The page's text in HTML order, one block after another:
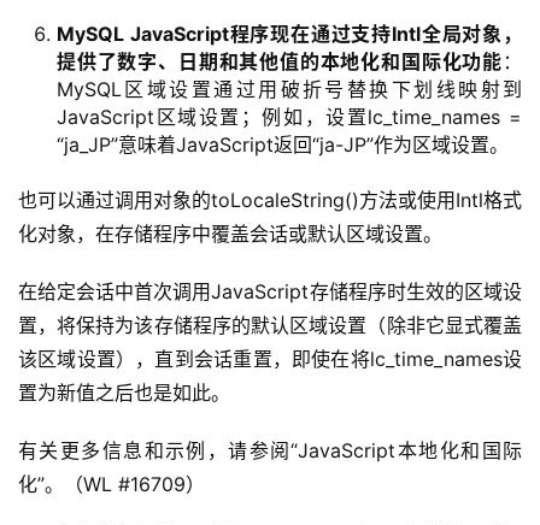
服
A
I
提
词
开
源
码
登录 注册
MySQL JavaScript程序现在通过支持Intl全局对象，
提供了数字、日期和其他值的本地化和国际化功能 ：
MySQL区域设置通过用破折号替换下划线映射到
JavaScript区域设置；例如，设置lc_time_names =
“ja_JP”意味着JavaScript返回“ja-JP”作为区域设置。
也可以通过调用对象的toLocaleString()方法或使用Intl格式
化对象，在存储程序中覆盖会话或默认区域设置。
在给定会话中首次调用JavaScript存储程序时生效的区域设
置，将保持为该存储程序的默认区域设置（除非它显式覆盖
该区域设置），直到会话重置，即使在将lc_time_names设
置为新值之后也是如此。
有关更多信息和示例，请参阅“JavaScript本地化和国际
化”。（WL #16709）